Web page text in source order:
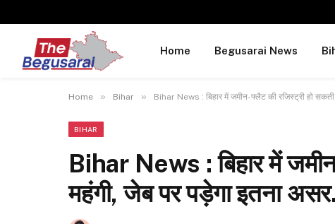
Home Begusarai News
Home » Bihar » Bihar News : बिहार में जमीन-फ्लैट की रजिस्ट्री हो
BIHAR
Bihar News : बिहार में
महंगी, जेब पर पड़ेगा इतना